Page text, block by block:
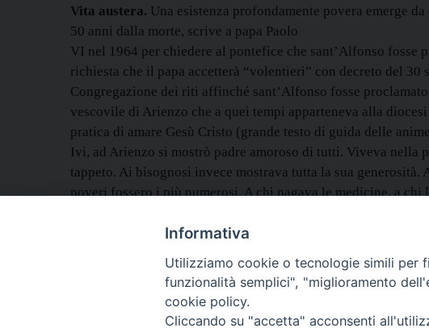
Vita austera. Una esistenza profondamente povera emerge
50 anni dalla morte, scrive a papa Paolo
VI nel 1964 per chiedere al pontefice che sant’Alfonso
richiesta che il papa accetterà “volentieri” con decreto del
Congregazione dei riti affinché sant’Alfonso fosse
vescovile di Arienzo che a quei tempi apparteneva alla
pratica di amare Gesù Cristo (grande testo di guida delle
Ivi, ad Arienzo si mostrò padre amoroso di tutti. Viveva
tappeto. Ai bisognosi invece mostrava tutta la sua
poveri fossero i più numerosi. A chi pagava le medicine, a
le provviste della sua casa, acquistò legumi e grano da
prezzo. E domandò alla Santa Sede la facoltà di ipotecare i
Informativa
Utilizziamo cookie o tecnologie simili per
funzionalità semplici", "miglioramento
cookie policy.
Cliccando su "accetta" acconsenti